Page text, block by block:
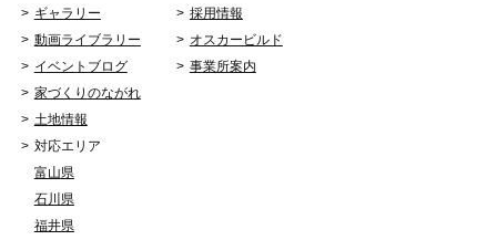
ギャラリー
動画ライブラリー
イベントブログ
家づくりのながれ
土地情報
対応エリア
富山県
石川県
福井県
採用情報
オスカービルド
事業所案内